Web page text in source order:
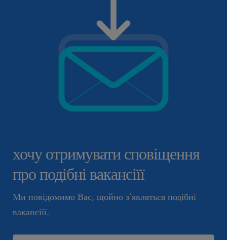
хочу отримувати сповіщення
про подібні вакансіїї
Ми повідомимо Вас, щойно з’являться подібні
вакансіїї.